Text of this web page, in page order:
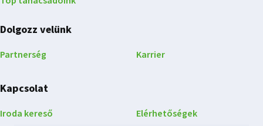
Dolgozz velünk
Partnerség Karrier
Kapcsolat
Iroda kereső Elérhetőségek